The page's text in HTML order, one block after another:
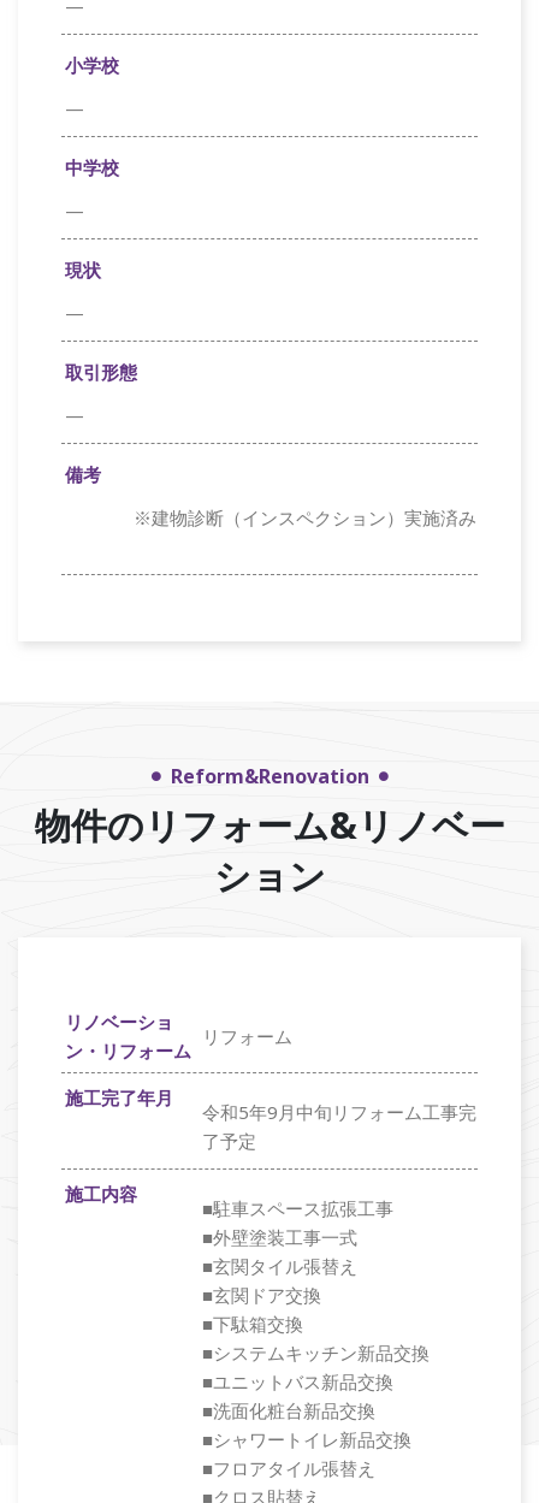
—
小学校
—
中学校
—
現状
—
取引形態
—
備考
※建物診断（インスペクション）実施済み
Reform&Renovation
物件のリフォーム&リノベー
ション
リノベーショ
ン・リフォーム
リフォーム
施工完了年月
令和5年9月中旬リフォーム工事完
了予定
施工内容
■駐車スペース拡張工事
■外壁塗装工事一式
■玄関タイル張替え
■玄関ドア交換
■下駄箱交換
■システムキッチン新品交換
■ユニットバス新品交換
■洗面化粧台新品交換
■シャワートイレ新品交換
■フロアタイル張替え
■クロス貼替え